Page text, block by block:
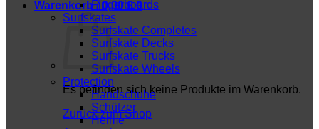
Warenkorb /0,00€ 0
Es befinden sich keine Produkte im Warenkorb.
Zurück zum Shop
Fingerboards
Surfskates
Surfskate Completes
Surfskate Decks
Surfskate Trucks
Surfskate Wheels
Protection
Handschuhe
Schützer
Helme